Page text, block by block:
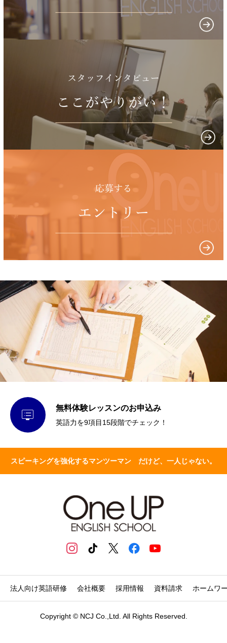
 無料体験レッスンのお申込み
英語力を9項目15段階でチェック！
スピーキングを強化するマンツーマン だけど、一人じゃない。
法人向け英語研修 会社概要 採用情報 資料請求 ホームワ
Copyright © NCJ Co.,Ltd. All Rights Reserved.